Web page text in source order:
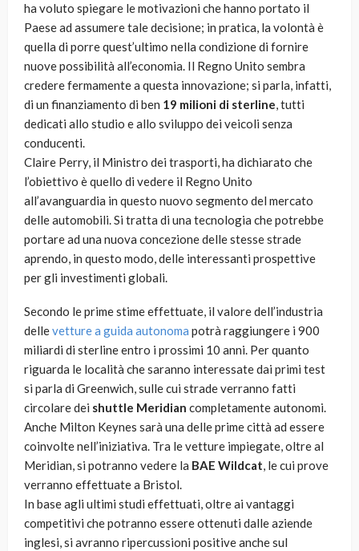
ha voluto spiegare le motivazioni che hanno portato il
Paese ad assumere tale decisione; in pratica, la volontà è
quella di porre quest’ultimo nella condizione di fornire
nuove possibilità all’economia. Il Regno Unito sembra
credere fermamente a questa innovazione; si parla, infatti,
di un finanziamento di ben 19 milioni di sterline, tutti
dedicati allo studio e allo sviluppo dei veicoli senza
conducenti.
Claire Perry, il Ministro dei trasporti, ha dichiarato che
l’obiettivo è quello di vedere il Regno Unito
all’avanguardia in questo nuovo segmento del mercato
delle automobili. Si tratta di una tecnologia che potrebbe
portare ad una nuova concezione delle stesse strade
aprendo, in questo modo, delle interessanti prospettive
per gli investimenti globali.
Secondo le prime stime effettuate, il valore dell’industria
dellevetture a guida autonoma potrà raggiungere i 900
miliardi di sterline entro i prossimi 10 anni. Per quanto
riguarda le località che saranno interessate dai primi test
si parla di Greenwich, sulle cui strade verranno fatti
circolare dei shuttle Meridian completamente autonomi.
Anche Milton Keynes sarà una delle prime città ad essere
coinvolte nell’iniziativa. Tra le vetture impiegate, oltre al
Meridian, si potranno vedere la BAE Wildcat, le cui prove
verranno effettuate a Bristol.
In base agli ultimi studi effettuati, oltre ai vantaggi
competitivi che potranno essere ottenuti dalle aziende
inglesi, si avranno ripercussioni positive anche sul